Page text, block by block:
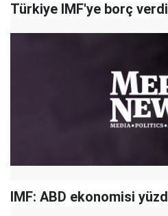
Türkiye IMF'ye borç
IMF: ABD ekonomisi